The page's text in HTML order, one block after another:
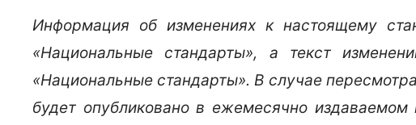
Информация об изменениях к настоящему
«Национальные стандарты», а текст
«Национальные стандарты». В случае
будет опубликовано в ежемесячно